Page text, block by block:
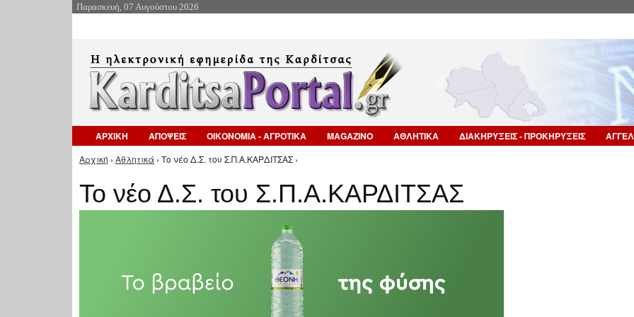
Παρασκευή, 07 Αυγούστου 2026
ΑΡΧΙΚΗ ΑΠΟΨΕΙΣ ΟΙΚΟΝΟΜΙΑ - ΑΓΡΟΤΙΚΑ MAGAZINO ΑΘΛΗΤΙΚΑ ΔΙΑΚΗΡΥΞΕΙΣ - ΠΡΟΚΗΡΥΞΕΙΣ
Είστε εδώ
Αρχική › Αθλητικά › Το νέο Δ.Σ. του Σ.Π.Α.ΚΑΡΔΙΤΣΑΣ ›
Το νέο Δ.Σ. του Σ.Π.Α.ΚΑΡΔΙΤΣΑΣ